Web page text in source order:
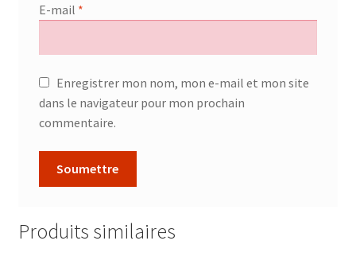
E-mail *
Enregistrer mon nom, mon e-mail et mon site
dans le navigateur pour mon prochain
commentaire.
Produits similaires